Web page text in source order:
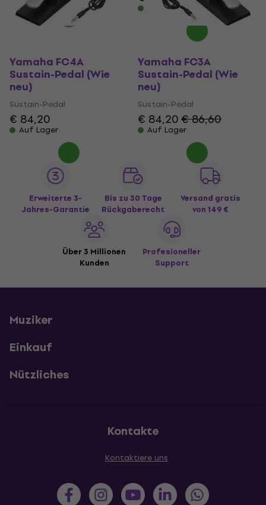
Auf Lager
Yamaha FC4A
Sustain-Pedal (Wie
neu)
Sustain-Pedal
€ 84,20
Auf Lager
Yamaha FC3A
Sustain-Pedal (Wie
neu)
Sustain-Pedal
€ 84,20€ 86,60
Auf Lager
Erweiterte 3-
Jahres-Garantie
Bis zu 30 Tage
Rückgaberecht
Versand gratis
von 149 €
Über 3 Millionen
Kunden
Profesioneller
Support
Muziker
Einkauf
Nützliches
Kontakte
Kontaktiere uns